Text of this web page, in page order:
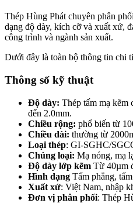
Thép Hùng Phát chuyên phân
dạng độ dày, kích cỡ và xuất xứ,
công trình và ngành sản xuất.
Dưới đây là toàn bộ thông tin chi
Thông số kỹ thuật
Độ dày: Thép tấm mạ kẽm
đến 2.0mm.
Chiều rộng: phổ biến từ
Chiều dài: thường từ
Loại thép: GI-SGHC/
Chủng loại: Mạ nóng, mạ
Độ dày lớp kẽm Từ 40µm
Hình dạng Tấm phẳng,
Xuất xứ: Việt Nam, nhập
Đơn vị phân phối: Thép